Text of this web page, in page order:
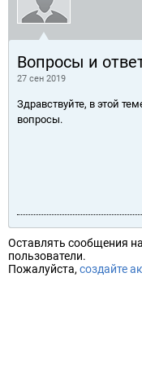
Вопросы и
27 сен 2019
Здравствуйте, в этой
вопросы.
Оставлять сообщения
пользователи.
Пожалуйста, создайте